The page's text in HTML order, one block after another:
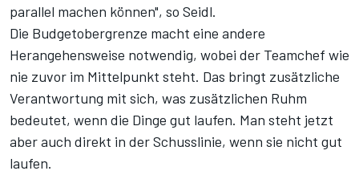
parallel machen können", so Seidl.
Die Budgetobergrenze macht eine andere
Herangehensweise notwendig, wobei der Teamchef wie
nie zuvor im Mittelpunkt steht. Das bringt zusätzliche
Verantwortung mit sich, was zusätzlichen Ruhm
bedeutet, wenn die Dinge gut laufen. Man steht jetzt
aber auch direkt in der Schusslinie, wenn sie nicht gut
laufen.